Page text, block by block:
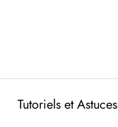
Tutoriels et Astuces